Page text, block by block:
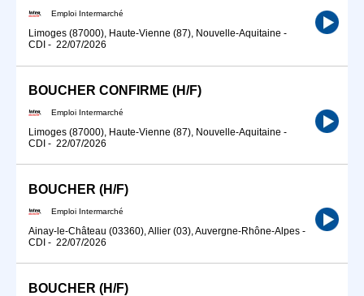
Emploi Intermarché
Limoges (87000), Haute-Vienne (87), Nouvelle-Aquitaine -
CDI - 22/07/2026
BOUCHER CONFIRME (H/F)
Emploi Intermarché
Limoges (87000), Haute-Vienne (87), Nouvelle-Aquitaine -
CDI - 22/07/2026
BOUCHER (H/F)
Emploi Intermarché
Ainay-le-Château (03360), Allier (03), Auvergne-Rhône-Alpes -
CDI - 22/07/2026
BOUCHER (H/F)